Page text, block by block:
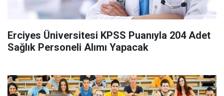
Erciyes Üniversitesi KPSS Puanıyla 204 Adet
Sağlık Personeli Alımı Yapacak